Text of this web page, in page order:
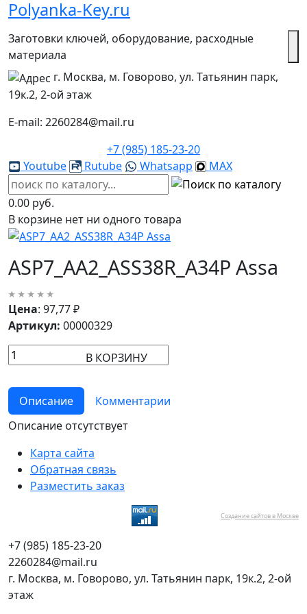
Polyanka-Key.ru
Заготовки ключей, оборудование, расходные
материала
г. Москва, м. Говорово, ул. Татьянин парк,
19к.2, 2-ой этаж
E-mail: 2260284@mail.ru
+7 (985) 185-23-20
Youtube
Rutube Whatsapp MAX
0.00 руб.
В корзине нет ни одного товара
ASP7_AA2_ASS38R_A34P Assa
Цена: 97,77₽
Артикул: 00000329
В КОРЗИНУ
Описание
Комментарии
Описание отсутствует
Карта сайта
Обратная связь
Разместить заказ
Создание сайтов в Москве
+7 (985) 185-23-20
2260284@mail.ru
г. Москва, м. Говорово, ул. Татьянин парк, 19к.2, 2-ой
этаж